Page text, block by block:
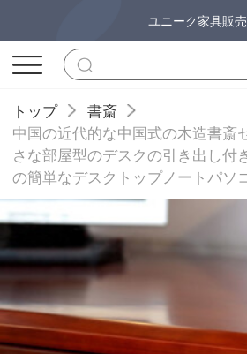
ユニーク家具販売
トップ
書斎
中国の近代的な中国式の木造書斎
さな部屋型のデスクの引き出し付
の簡単なデスクトップノートパソ